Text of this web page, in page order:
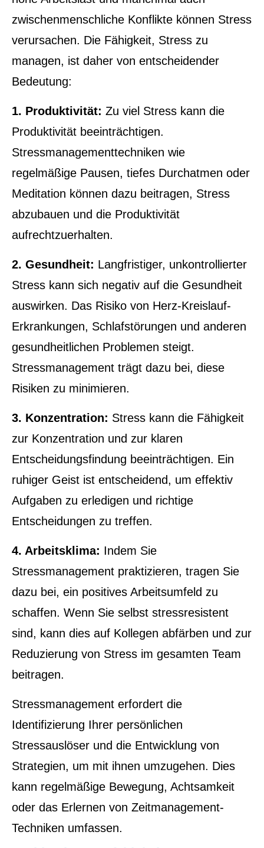
zwischenmenschliche Konflikte können Stress
verursachen. Die Fähigkeit, Stress zu
managen, ist daher von entscheidender
Bedeutung:
1. Produktivität: Zu viel Stress kann die
Produktivität beeinträchtigen.
Stressmanagementtechniken wie
regelmäßige Pausen, tiefes Durchatmen oder
Meditation können dazu beitragen, Stress
abzubauen und die Produktivität
aufrechtzuerhalten.
2. Gesundheit: Langfristiger, unkontrollierter
Stress kann sich negativ auf die Gesundheit
auswirken. Das Risiko von Herz-Kreislauf-
Erkrankungen, Schlafstörungen und anderen
gesundheitlichen Problemen steigt.
Stressmanagement trägt dazu bei, diese
Risiken zu minimieren.
3. Konzentration: Stress kann die Fähigkeit
zur Konzentration und zur klaren
Entscheidungsfindung beeinträchtigen. Ein
ruhiger Geist ist entscheidend, um effektiv
Aufgaben zu erledigen und richtige
Entscheidungen zu treffen.
4. Arbeitsklima: Indem Sie
Stressmanagement praktizieren, tragen Sie
dazu bei, ein positives Arbeitsumfeld zu
schaffen. Wenn Sie selbst stressresistent
sind, kann dies auf Kollegen abfärben und zur
Reduzierung von Stress im gesamten Team
beitragen.
Stressmanagement erfordert die
Identifizierung Ihrer persönlichen
Stressauslöser und die Entwicklung von
Strategien, um mit ihnen umzugehen. Dies
kann regelmäßige Bewegung, Achtsamkeit
oder das Erlernen von Zeitmanagement-
Techniken umfassen.